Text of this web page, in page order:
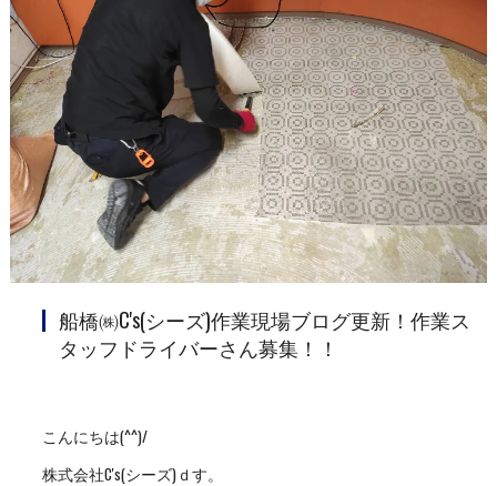
船橋㈱C's(シーズ)作業現場ブログ更新！作業ス
タッフドライバーさん募集！！
こんにちは(^^)/
株式会社C's(シーズ)ｄす。